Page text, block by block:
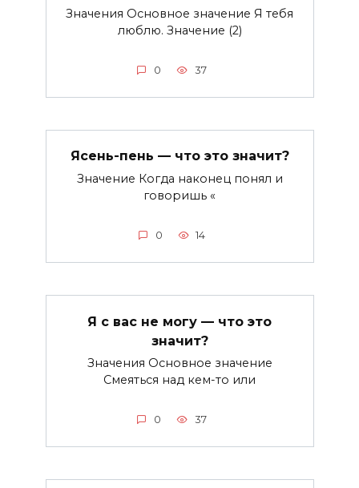
Значения Основное значение Я тебя
люблю. Значение (2)
0 37
Ясень-пень — что это значит?
Значение Когда наконец понял и
говоришь «
0 14
Я с вас не могу — что это
значит?
Значения Основное значение
Смеяться над кем-то или
0 37